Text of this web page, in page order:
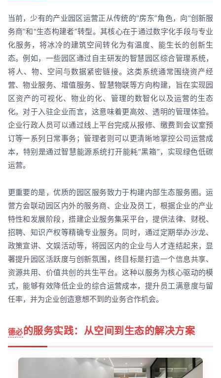
当前，少有的产业园区运营正从传统的“房东”角色，向“创新服
务商”和“生态构建者”转型。其核心在于通过数字化手段与专业
化服务，将冰冷的建筑空间转化为有温度、能生长的创新生
态。例如，一些园区通过自主研发的智慧园区综合管理系统，
将人、物、空间与数据紧密链接。这类系统通常围绕资产经
营、物业服务、增值服务、智慧物联等方向构建，旨在实现园
区资产的可视化、物业的化、管理的数智化以及运营的生态
化。对于入驻企业而言，这意味着更高效、透明的管理体验。
企业行政人员可以通过线上平台完成从报修、缴费到会议室预
订等一系列日常事务；管理者则可以更清晰地掌控公司运营成
本，特别是通过智慧能源系统打开能耗“黑箱”，实现绿色低碳
运营。
更重要的是，优质的园区服务致力于构建内部生态服务圈。运
营方会联动园区内外的服务商、企业及员工，根据企业的产业
特性和发展阶段，搭建企业服务集采平台，提供法律、财税、
招聘、知识产权等精确专业服务。同时，通过定期举办沙龙、
政策宣讲、文娱活动等，将园区内的企业与人才连结起来，显
著提升园区活跃度与创新氛围，终目标是打造一个信息共享、
资源共用、价值共创的共生平台。这种以服务为核心驱动的模
式，能够有效降低企业的综合运营成本，提升员工满意度与留
任率，并为企业创造意想不到的业务合作机会。
德必的服务实践：从空间到生态的解决方案